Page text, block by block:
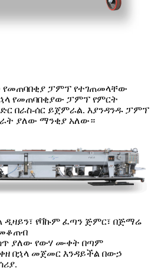
ፓምፕ የተገጠመላቸው
የመጠባበቂያው ፓምፕ የምርት
በራስ-ሰር ይጀምራል. እያንዳንዱ ፓምፕ
ያለው ማንቂያ አለው።
ዲዛይን፣ የቫኩም ፈጣን ጅምር፣ በጅማሬ
መቆጠብ
ያለው የውሃ ሙቀት በጣም
በኋላ መጀመር እንዳይችል በውኃ